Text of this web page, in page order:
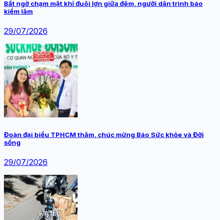
Bất ngờ chạm mặt khỉ đuôi lợn giữa đêm, người dân trình báo
kiểm lâm
29/07/2026
Đoàn đại biểu TPHCM thăm, chúc mừng Báo Sức khỏe và Đời
sống
29/07/2026